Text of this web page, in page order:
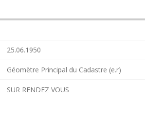
25.06.1950
Géomètre Principal du Cadastre (e.r)
SUR RENDEZ VOUS